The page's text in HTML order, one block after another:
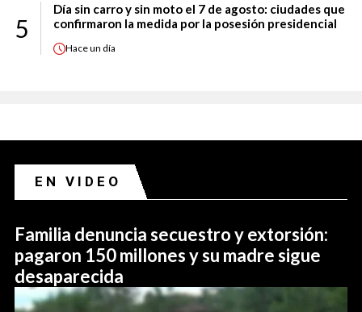
5
Día sin carro y sin moto el 7 de agosto: ciudades que
confirmaron la medida por la posesión presidencial
Haceun día
EN VIDEO
Familia denuncia secuestro y extorsión:
pagaron 150 millones y su madre sigue
desaparecida